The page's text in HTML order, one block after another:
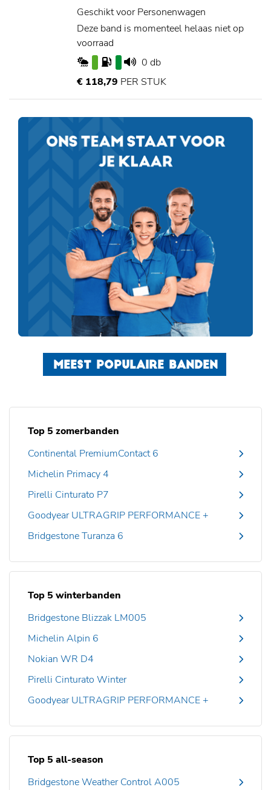
Geschikt voor Personenwagen
Deze band is momenteel helaas niet op
voorraad
0 db
€ 118,79 PER STUK
MEEST POPULAIRE BANDEN
Top 5 zomerbanden
Continental PremiumContact 6
Michelin Primacy 4
Pirelli Cinturato P7
Goodyear ULTRAGRIP PERFORMANCE +
Bridgestone Turanza 6
Top 5 winterbanden
Bridgestone Blizzak LM005
Michelin Alpin 6
Nokian WR D4
Pirelli Cinturato Winter
Goodyear ULTRAGRIP PERFORMANCE +
Top 5 all-season
Bridgestone Weather Control A005